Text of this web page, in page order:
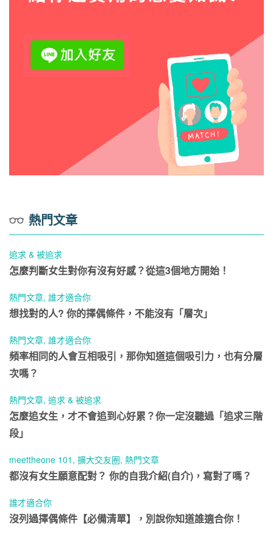
熱門文章
追求 & 被追求
怎麼判斷女生對你有沒有好感？從這3個地方開始！
熱門文章, 誰才適合你
想找對的人? 你的擇偶條件，不能沒有「層次」
熱門文章, 誰才適合你
頻率相同的人會互相吸引，那你知道這個吸引力，也有分層
次嗎？
熱門文章, 追求 & 被追求
怎麼追女生，才不會追到心好累？你一定沒聽過「追求三階
段」
meettheone 101 , 擴大交友圈, 熱門文章
都沒有女生願意配對？ 你的自我介紹(自介)，寫對了嗎？
誰才適合你
沒列過擇偶條件【必備清單】，別說你知道誰適合你！